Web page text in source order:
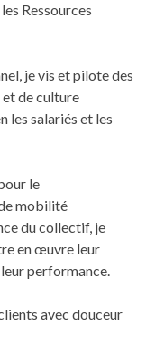
Ressources
je vis et pilote des
de culture
les salariés et les
le
mobilité
du collectif, je
en œuvre leur
performance.
avec douceur